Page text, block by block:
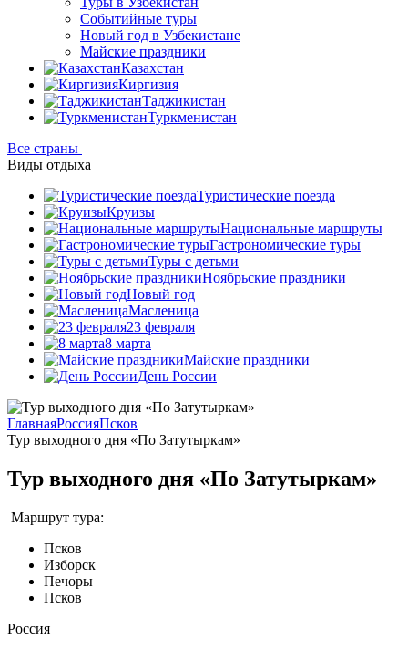
Событийные туры
Новый год в Узбекистане
Майские праздники
Казахстан
Киргизия
Таджикистан
Туркменистан
Все страны
Виды отдыха
Туристические поезда
Круизы
Национальные маршруты
Гастрономические туры
Туры с детьми
Ноябрьские праздники
Новый год
Масленица
23 февраля
8 марта
Майские праздники
День России
ГлавнаяРоссияПсков
Тур выходного дня «По Затутыркам»
Тур выходного дня «По Затутыркам»
Маршрут тура:
Псков
Изборск
Печоры
Псков
Россия